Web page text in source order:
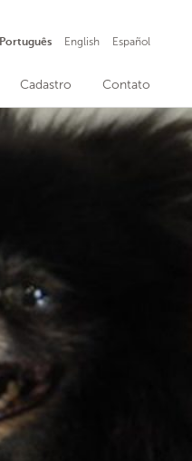
Cadastro Contato
Português English Español